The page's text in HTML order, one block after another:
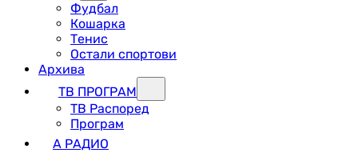
Фудбал
Кошарка
Тенис
Остали спортови
Архива
ТВ ПРОГРАМ
ТВ Распоред
Програм
А РАДИО